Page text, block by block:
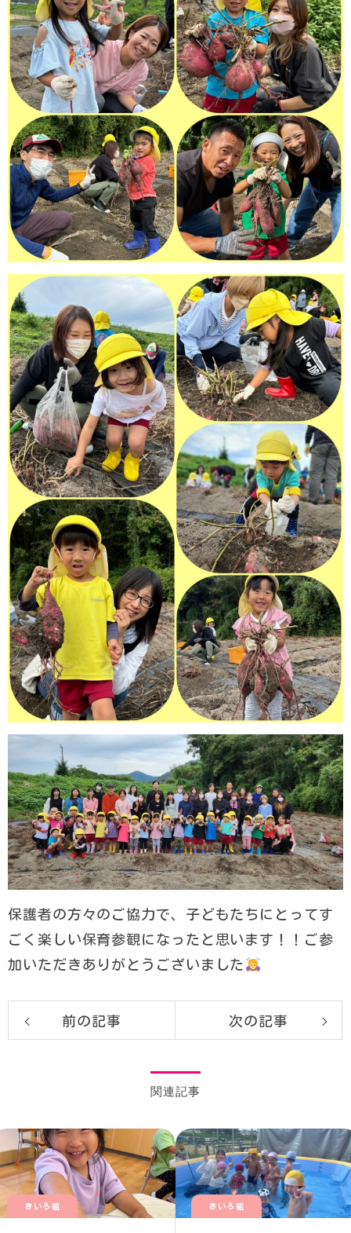
保護者の方々のご協力で、子どもたちにとってす
ごく楽しい保育参観になったと思います！！ご参
加いただきありがとうございました
前の記事 次の記事
関連記事
きいろ組 きいろ組